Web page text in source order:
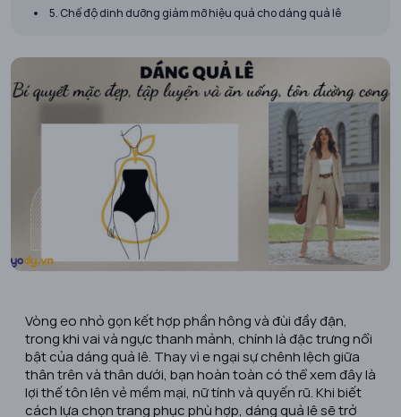
5. Chế độ dinh dưỡng giảm mỡ hiệu quả cho dáng quả lê
Vòng eo nhỏ gọn kết hợp phần hông và đùi đầy đặn,
trong khi vai và ngực thanh mảnh, chính là đặc trưng nổi
bật của dáng quả lê. Thay vì e ngại sự chênh lệch giữa
thân trên và thân dưới, bạn hoàn toàn có thể xem đây là
lợi thế tôn lên vẻ mềm mại, nữ tính và quyến rũ. Khi biết
cách lựa chọn trang phục phù hợp, dáng quả lê sẽ trở